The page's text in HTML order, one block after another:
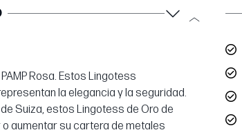
Rosa. Estos Lingotess
la elegancia y la seguridad.
Suiza, estos Lingotess de Oro de
aumentar su cartera de metales